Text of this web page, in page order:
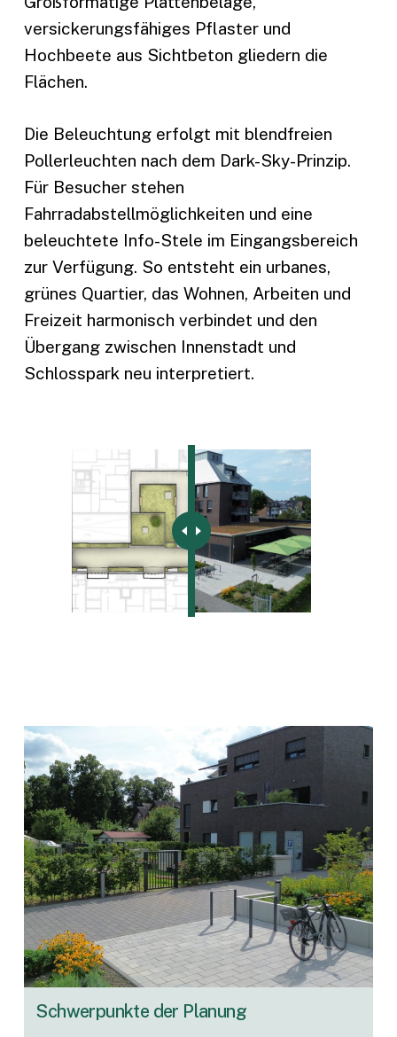
versickerungsfähiges Pflaster und
Hochbeete aus Sichtbeton gliedern die
Flächen.
Die Beleuchtung erfolgt mit blendfreien
Pollerleuchten nach dem Dark-Sky-Prinzip.
Für Besucher stehen
Fahrradabstellmöglichkeiten und eine
beleuchtete Info-Stele im Eingangsbereich
zur Verfügung. So entsteht ein urbanes,
grünes Quartier, das Wohnen, Arbeiten und
Freizeit harmonisch verbindet und den
Übergang zwischen Innenstadt und
Schlosspark neu interpretiert.
Schwerpunkte der Planung